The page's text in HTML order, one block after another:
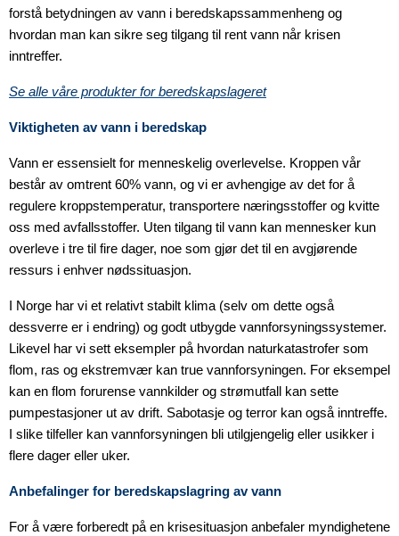
forstå betydningen av vann i beredskapssammenheng og
hvordan man kan sikre seg tilgang til rent vann når krisen
inntreffer.
Se alle våre produkter for beredskapslageret
Viktigheten av vann i beredskap
Vann er essensielt for menneskelig overlevelse. Kroppen vår
består av omtrent 60% vann, og vi er avhengige av det for å
regulere kroppstemperatur, transportere næringsstoffer og kvitte
oss med avfallsstoffer. Uten tilgang til vann kan mennesker kun
overleve i tre til fire dager, noe som gjør det til en avgjørende
ressurs i enhver nødssituasjon.
I Norge har vi et relativt stabilt klima (selv om dette også
dessverre er i endring) og godt utbygde vannforsyningssystemer.
Likevel har vi sett eksempler på hvordan naturkatastrofer som
flom, ras og ekstremvær kan true vannforsyningen. For eksempel
kan en flom forurense vannkilder og strømutfall kan sette
pumpestasjoner ut av drift. Sabotasje og terror kan også inntreffe.
I slike tilfeller kan vannforsyningen bli utilgjengelig eller usikker i
flere dager eller uker.
Anbefalinger for beredskapslagring av vann
For å være forberedt på en krisesituasjon anbefaler myndighetene